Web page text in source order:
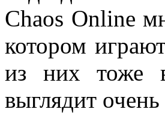
Chaos Online
котором
из них тоже
выглядит